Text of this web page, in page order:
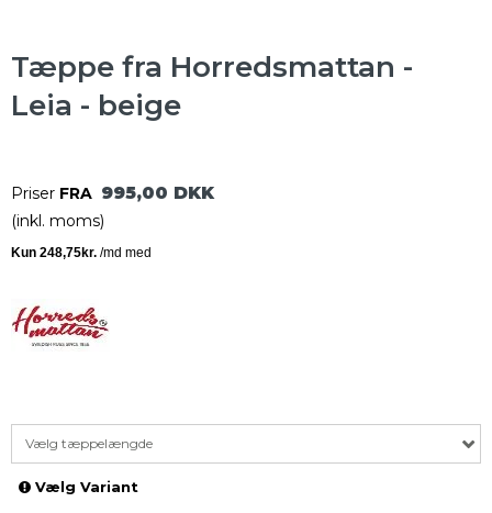
Tæppe fra Horredsmattan -
Leia - beige
Priser FRA 995,00 DKK
(inkl. moms)
Vælg tæppelængde
Vælg Variant